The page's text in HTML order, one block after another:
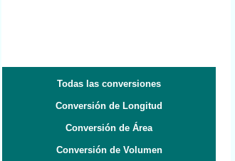
Todas las conversiones
Conversión de Longitud
Conversión de Área
Conversión de Volumen